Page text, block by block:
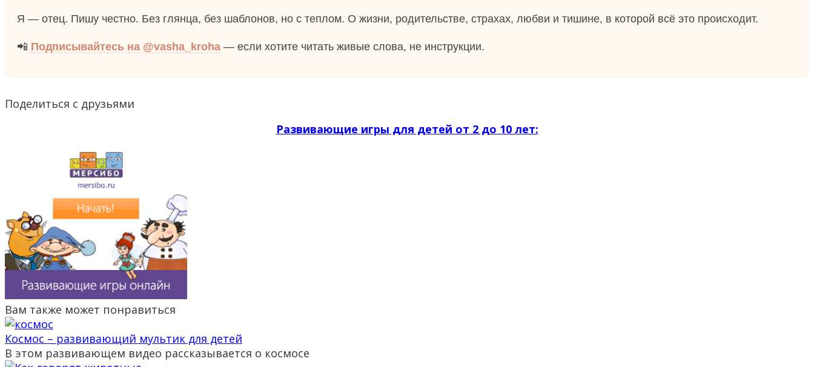
Я — отец. Пишу честно. Без глянца, без шаблонов, но с теплом. О жизни, родительстве, страхах, любви и тишине, в которой всё это происходит.
📲 Подписывайтесь на @vasha_kroha — если хотите читать живые слова, не инструкции.
Поделиться с друзьями
Развивающие игры для детей от 2 до 10 лет:
Вам также может понравиться
Космос – развивающий мультик для детей
В этом развивающем видео рассказывается о космосе